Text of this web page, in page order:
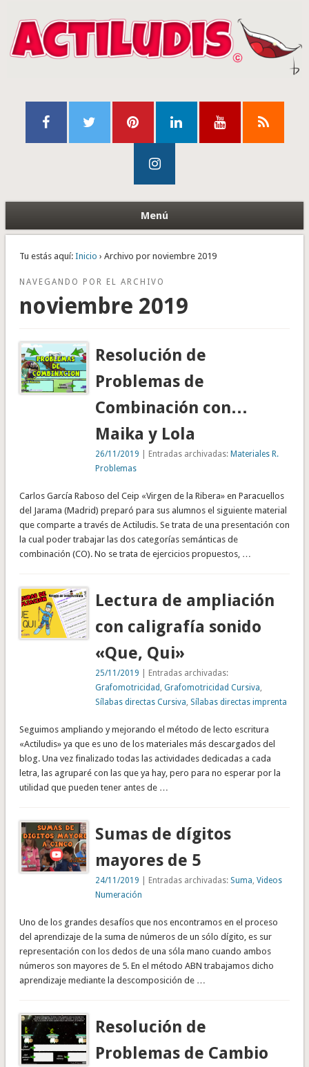
Menú
Tu estás aquí: Inicio › Archivo por noviembre 2019
NAVEGANDO POR EL ARCHIVO
noviembre 2019
Resolución de
Problemas de
Combinación con…
Maika y Lola
26/11/2019 | Entradas archivadas:Materiales R.
Problemas
Carlos García Raboso del Ceip «Virgen de la Ribera» en Paracuellos
del Jarama (Madrid) preparó para sus alumnos el siguiente material
que comparte a través de Actiludis. Se trata de una presentación con
la cual poder trabajar las dos categorías semánticas de
combinación (CO). No se trata de ejercicios propuestos, …
Lectura de ampliación
con caligrafía sonido
«Que, Qui»
25/11/2019 | Entradas archivadas:
Grafomotricidad ,Grafomotricidad Cursiva
Sílabas directas Cursiva Sílabas directas imprenta
Seguimos ampliando y mejorando el método de lecto escritura
«Actiludis» ya que es uno de los materiales más descargados del
blog. Una vez finalizado todas las actividades dedicadas a cada
letra, las agruparé con las que ya hay, pero para no esperar por la
utilidad que pueden tener antes de …
Sumas de dígitos
mayores de 5
24/11/2019 | Entradas archivadas: Suma ,Videos
Numeración
Uno de los grandes desafíos que nos encontramos en el proceso
del aprendizaje de la suma de números de un sólo dígito, es sur
representación con los dedos de una sóla mano cuando ambos
números son mayores de 5. En el método ABN trabajamos dicho
aprendizaje mediante la descomposición de …
Resolución de
Problemas de Cambio